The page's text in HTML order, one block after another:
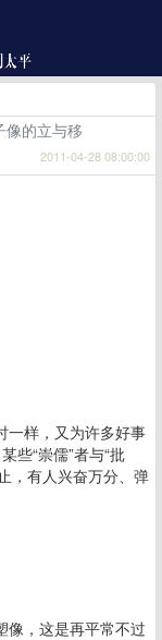
的立与移
2011-04-28 08:00:00
样，又为许多好事
些“崇儒”者与“批
，有人兴奋万分、弹
，这是再平常不过